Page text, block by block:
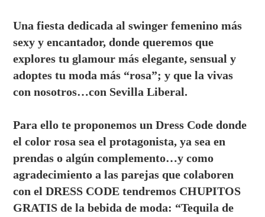
Una fiesta dedicada al swinger femenino más
sexy y encantador, donde queremos que
explores tu glamour más elegante, sensual y
adoptes tu moda más “rosa”; y que la vivas
con nosotros…con Sevilla Liberal.
Para ello te proponemos un Dress Code donde
el color rosa sea el protagonista, ya sea en
prendas o algún complemento…y como
agradecimiento a las parejas que colaboren
con el DRESS CODE tendremos CHUPITOS
GRATIS de la bebida de moda: “Tequila de